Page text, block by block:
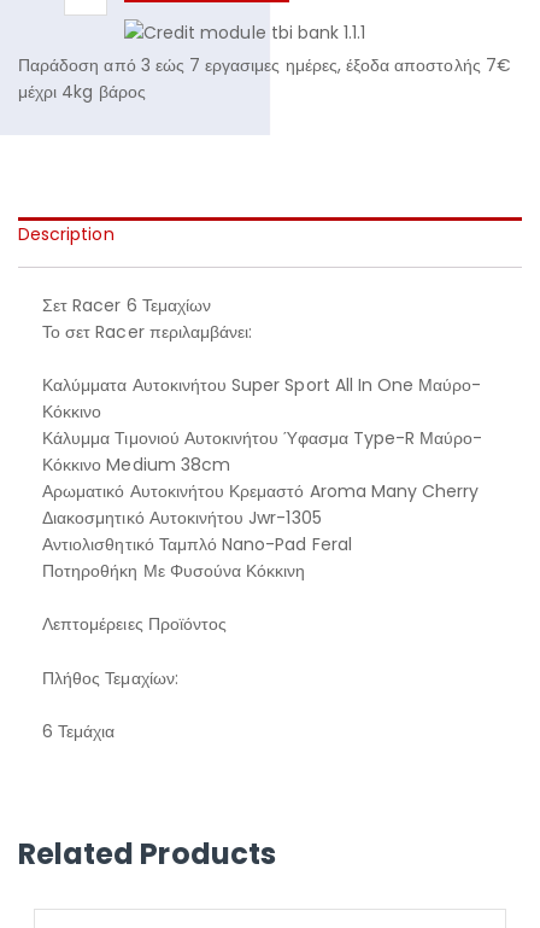
Παράδοση από 3 εώς 7 εργασιμες ημέρες, έξοδα αποστολής 7€
μέχρι 4kg βάρος
Description
Σετ Racer 6 Τεμαχίων
Το σετ Racer περιλαμβάνει:
Καλύμματα Αυτοκινήτου Super Sport All In One Μαύρο-
Κόκκινο
Κάλυμμα Τιμονιού Αυτοκινήτου Ύφασμα Type-R Μαύρο-
Κόκκινο Medium 38cm
Αρωματικό Αυτοκινήτου Κρεμαστό Aroma Many Cherry
Διακοσμητικό Αυτοκινήτου Jwr-1305
Αντιολισθητικό Ταμπλό Nano-Pad Feral
Ποτηροθήκη Με Φυσούνα Κόκκινη
Λεπτομέρειες Προϊόντος
Πλήθος Τεμαχίων:
6 Τεμάχια
Related Products